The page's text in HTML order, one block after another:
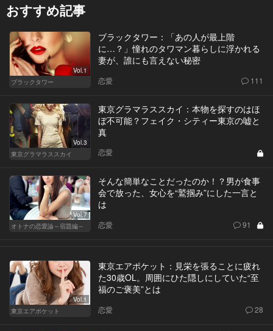
おすすめ記事
Vol.1
ブラックタワー
ブラックタワー：「あの人が最上階
に…？」憧れのタワマン暮らしに浮かれる
妻が、誰にも言えない秘密
恋愛 111
Vol.3
東京グラマラススカイ
東京グラマラススカイ：本物を探すのはほ
ぼ不可能？フェイク・シティー東京の嘘と
真
恋愛
Vol.7
オトナの恋愛論～宿題編～
そんな簡単なことだったのか！？男が食事
会で放った、女心を“鷲掴み”にした一言と
は
恋愛 91
Vol.1
東京エアポケット
東京エアポケット：見栄を張ることに疲れ
た30歳OL。周囲にひた隠しにしていた“至
福のご褒美”とは
恋愛 28